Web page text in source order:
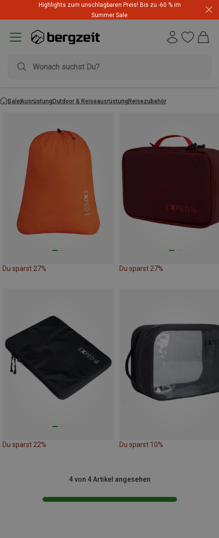
Highlights zum unschlagbaren Preis! Bis zu -60 % im
Summer Sale
SaleAusrüstungOutdoor & ReiseausrüstungReisezubehör
Du sparst 27% Du sparst 27%
Du sparst 22% Du sparst 10%
4 von 4 Artikel angesehen